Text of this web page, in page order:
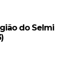
do Selmi